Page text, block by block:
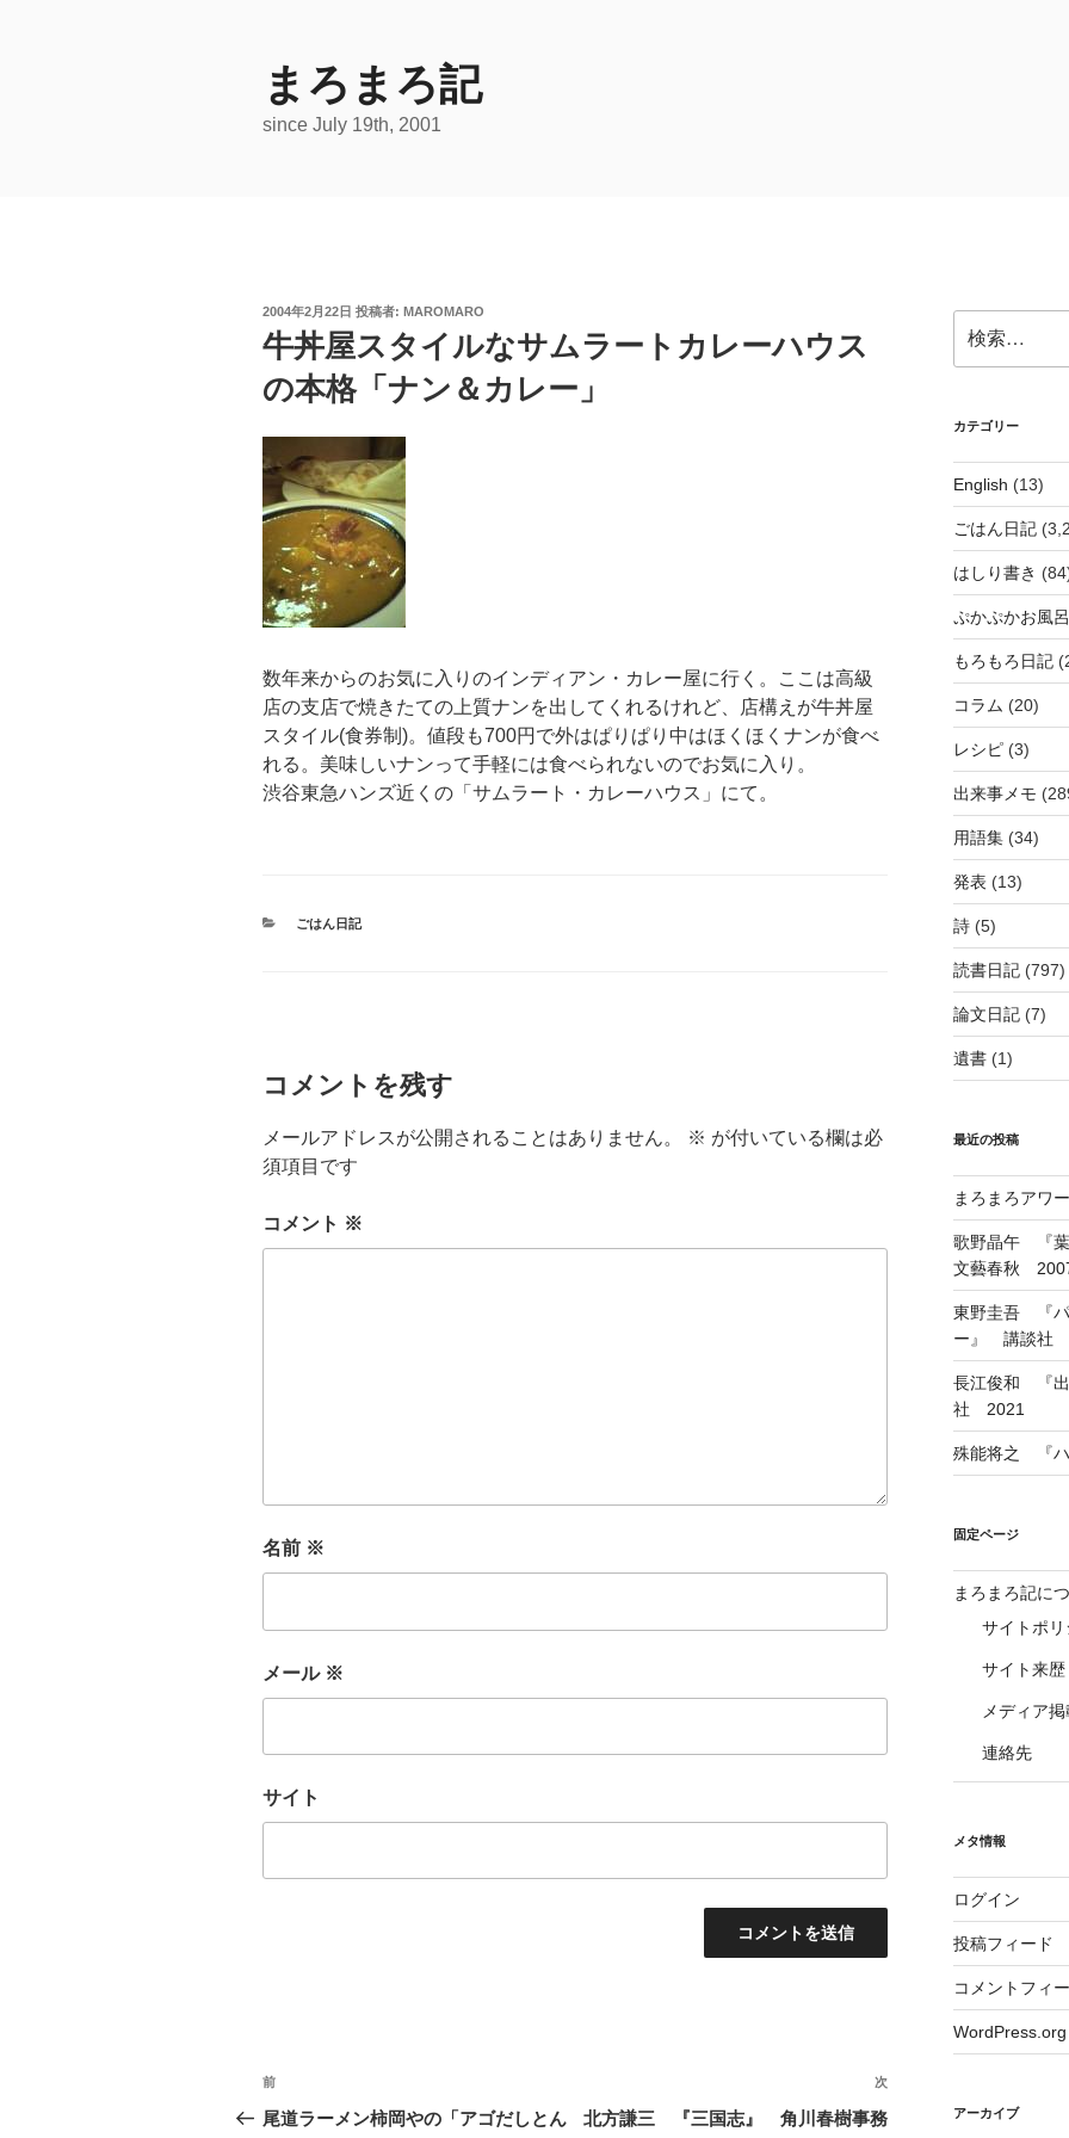
まろまろ記
since July 19th, 2001
投
稿
日:
2004年2月22日 投稿者: MAROMARO
牛丼屋スタイルなサムラートカレーハウス
の本格「ナン＆カレー」
数年来からのお気に入りのインディアン・カレー屋に行く。ここは高級
店の支店で焼きたての上質ナンを出してくれるけれど、店構えが牛丼屋
スタイル(食券制)。値段も700円で外はぱりぱり中はほくほくナンが食べ
れる。美味しいナンって手軽には食べられないのでお気に入り。
渋谷東急ハンズ近くの「サムラート・カレーハウス」にて。
カ
ごはん日記
コメントを残す
メールアドレスが公開されることはありません。 ※ が付いている欄は必
須項目です
コメント ※
名前 ※
メール ※
サイト
投
稿
前
の
前
尾道ラーメン柿岡やの「アゴだしとん
次
の
次
北方謙三 『三国志』 角川春樹事務
索:
カテゴリー
English (13)
ごはん日記
はしり書き
ぷかぷかお風
もろもろ日記
コラム (20)
レシピ(3)
出来事メモ
用語集(34)
発表 (13)
詩(5)
読書日記(797)
論文日記(7)
遺書(1)
最近の投稿
まろまろアワ
歌野晶午 『
文藝春秋
東野圭吾 『パ
ー』 講談社
長江俊和 『
社 2021
殊能将之 『
固定ページ
まろまろ記に
サイトポリ
サイト来歴
メディア
連絡先
メタ情報
ログイン
投稿フィード
コメントフィ
WordPress.org
アーカイブ